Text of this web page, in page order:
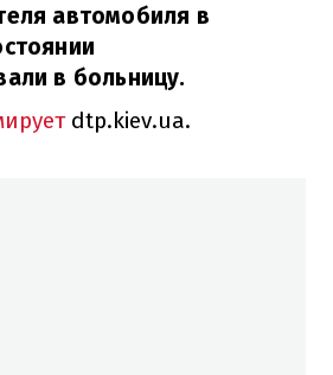
автомобиля в
в больницу.
dtp.kiev.ua.